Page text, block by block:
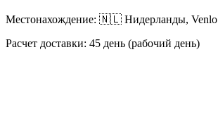
Местонахождение: 🇳🇱 Нидерланды, Venlo
Расчет доставки: 45 день (рабочий день)